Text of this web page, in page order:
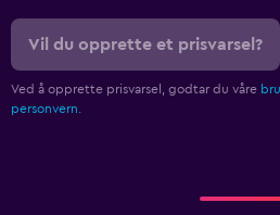
Vil du opprette et prisvarsel?
Ved å opprette prisvarsel, godtar du våre
personvern.